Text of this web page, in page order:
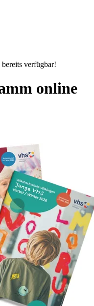
verfügbar!
online